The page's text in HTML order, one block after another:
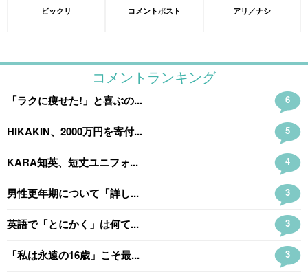
ビックリ コメントポスト アリ／ナシ